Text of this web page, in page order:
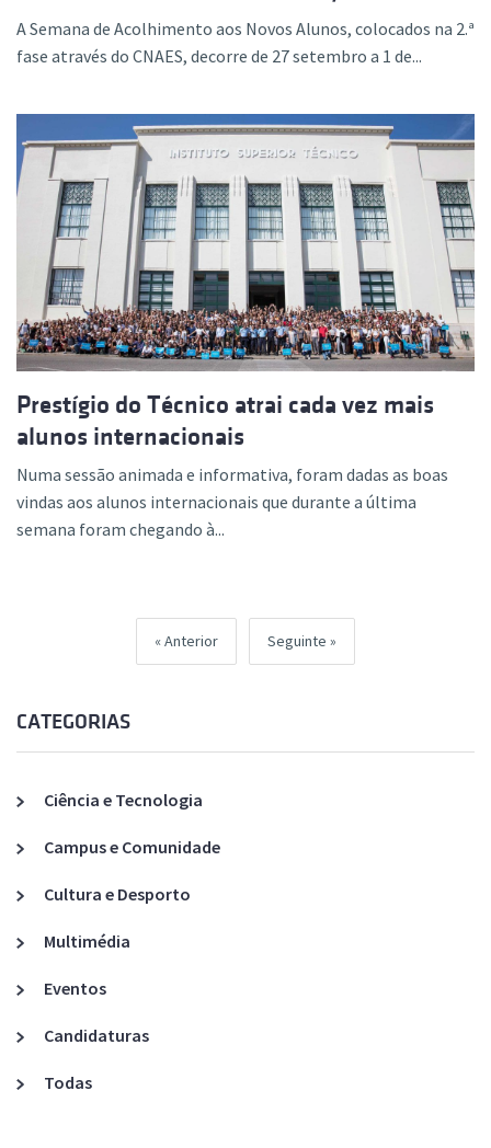
A Semana de Acolhimento aos Novos Alunos, colocados na 2.ª
fase através do CNAES, decorre de 27 setembro a 1 de...
Prestígio do Técnico atrai cada vez mais
alunos internacionais
Numa sessão animada e informativa, foram dadas as boas
vindas aos alunos internacionais que durante a última
semana foram chegando à...
Anterior Seguinte
CATEGORIAS
Ciência e Tecnologia
Campus e Comunidade
Cultura e Desporto
Multimédia
Eventos
Candidaturas
Todas